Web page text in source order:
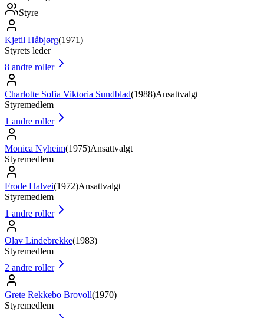
Styre
Kjetil Håbjørg(1971)
Styrets leder
8 andre roller
Charlotte Sofia Viktoria Sundblad(1988)Ansattvalgt
Styremedlem
1 andre roller
Monica Nyheim(1975)Ansattvalgt
Styremedlem
Frode Halvei(1972)Ansattvalgt
Styremedlem
1 andre roller
Olav Lindebrekke(1983)
Styremedlem
2 andre roller
Grete Rekkebo Brovoll(1970)
Styremedlem